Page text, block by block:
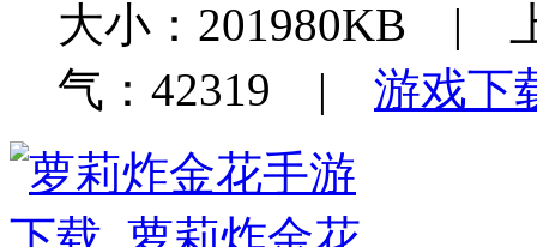
大小：201980KB |
气：42319 | 游戏下